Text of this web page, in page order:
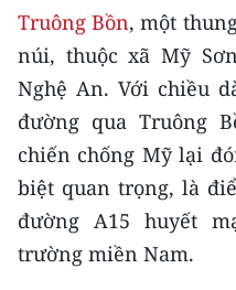
THỂ THAO
GIÁO DỤC
Y TẾ
KHOA HỌC - CÔNG NGHỆ
MÔI TRƯỜNG
Truông Bồn, một
núi, thuộc xã Mỹ
Nghệ An. Với chiều
đường qua Truông
chiến chống Mỹ lại
biệt quan trọng, là
đường A15 huyết
trường miền Nam.